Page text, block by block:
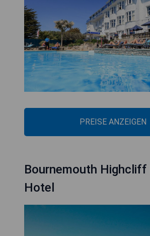
PREISE ANZEIGEN
Bournemouth
Hotel